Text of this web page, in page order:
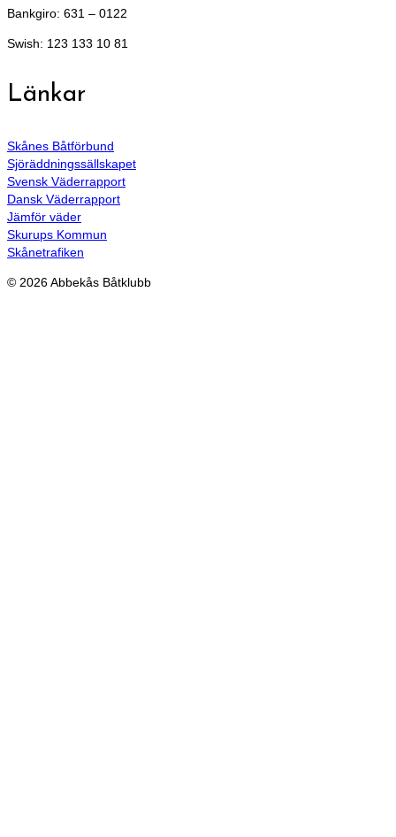
Bankgiro: 631 – 0122
Swish: 123 133 10 81
Länkar
Skånes Båtförbund
Sjöräddningssällskapet
Svensk Väderrapport
Dansk Väderrapport
Jämför väder
Skurups Kommun
Skånetrafiken
© 2026 Abbekås Båtklubb